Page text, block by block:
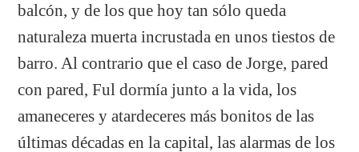
balcón, y de los que hoy tan sólo queda
naturaleza muerta incrustada en unos tiestos de
barro. Al contrario que el caso de Jorge, pared
con pared, Ful dormía junto a la vida, los
amaneceres y atardeceres más bonitos de las
últimas décadas en la capital, las alarmas de los